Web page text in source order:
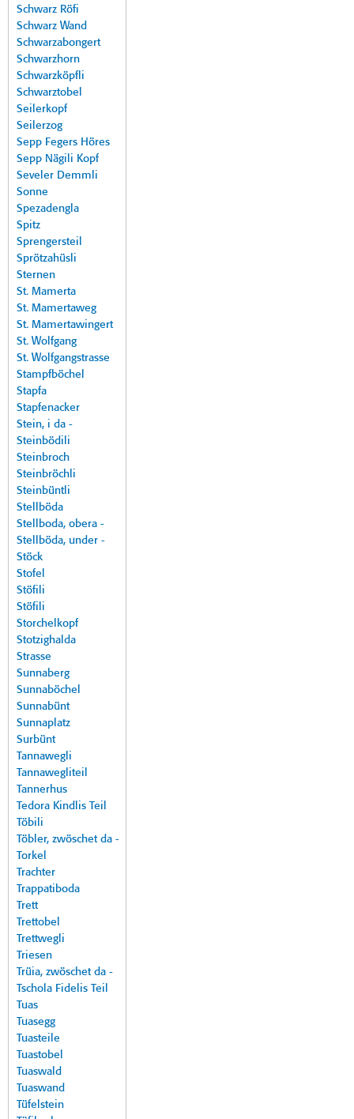
Schwarz Röfi
Schwarz Wand
Schwarzabongert
Schwarzhorn
Schwarzköpfli
Schwarztobel
Seilerkopf
Seilerzog
Sepp Fegers Höres
Sepp Nägili Kopf
Seveler Demmli
Sonne
Spezadengla
Spitz
Sprengersteil
Sprötzahüsli
Sternen
St. Mamerta
St. Mamertaweg
St. Mamertawingert
St. Wolfgang
St. Wolfgangstrasse
Stampfböchel
Stapfa
Stapfenacker
Stein, i da -
Steinbödili
Steinbroch
Steinbröchli
Steinbüntli
Stellböda
Stellboda, obera -
Stellböda, under -
Stöck
Stofel
Stöfili
Stöfili
Storchelkopf
Stotzighalda
Strasse
Sunnaberg
Sunnaböchel
Sunnabünt
Sunnaplatz
Surbünt
Tannawegli
Tannawegliteil
Tannerhus
Tedora Kindlis Teil
Töbili
Töbler, zwöschet da -
Torkel
Trachter
Trappatiboda
Trett
Trettobel
Trettwegli
Triesen
Trüia, zwöschet da -
Tschola Fidelis Teil
Tuas
Tuasegg
Tuasteile
Tuastobel
Tuaswald
Tuaswand
Tüfelstein